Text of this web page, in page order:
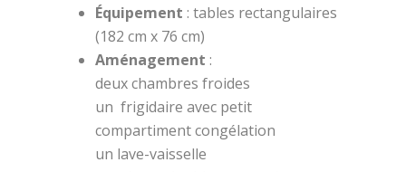
Équipement : tables rectangulaires
(182 cm x 76 cm)
Aménagement :
deux chambres froides
un frigidaire avec petit
compartiment congélation
un lave-vaisselle